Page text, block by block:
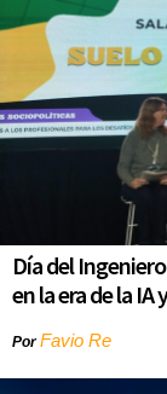
Día del
en la era de la
PorFavio Re